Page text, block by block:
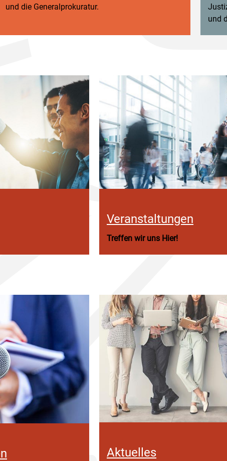
und die Generalprokuratur.
und
Veranstaltungen
Treffen wir uns Hier!
Aktuelles